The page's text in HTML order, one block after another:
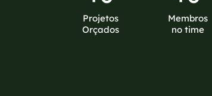
Projetos
Orçados
Membros
no time